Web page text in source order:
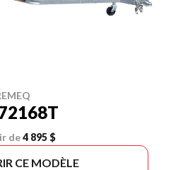
de4 895 $
CE MODÈLE